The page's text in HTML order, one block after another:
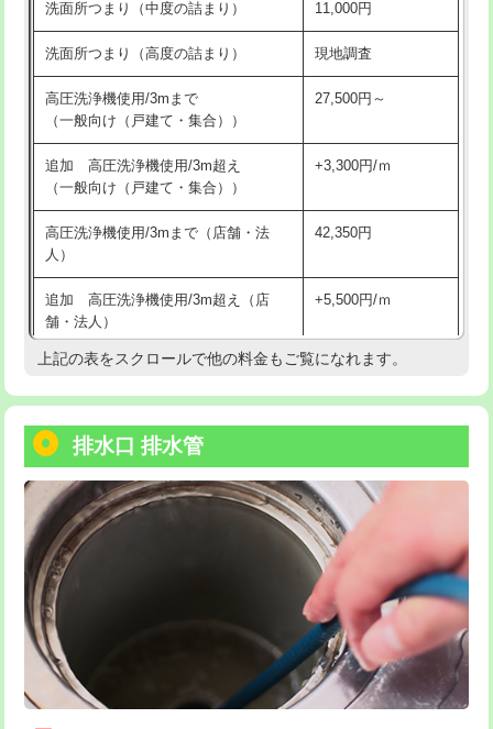
洗面台設置 38,500円
バスタブ設置 現場見積
追加人工 16,500円
廃棄・処分
※給水管工事は20mmまでの価格です。
持込商品取付（浄水器・分岐水栓） 16,500円
給水管工事※（ホール加工) 16,500円
給水管工事※（バンド止め)
給水管工事※（支持金具設置) 5,500円
給水管工事※（保温材使用（バンド止
め込み）)
5,500円
給水管工事※（土の掘削・埋め戻し作
業)
11,000円
給水管工事※（塩ビ管（VP・HI）使
用/3ｍまで)
用（追加）/3ｍ超え)
給水管工事※（ライニング鋼管・銅
管・ポリ管・HT管使用/3ｍまで)
44,000円
給水管工事※（ライニング鋼管・銅
管・ポリ管・HT管使用/3ｍ超え)
+8,800円
排水管工事（土の掘削・埋め戻し作
業）
11,000円~
排水管工事（排水管工事/3ｍまで） 55,000円
洗面所つまり（中度の詰まり） 11,000円
洗面所つまり（高度の詰まり） 現地調査
高圧洗浄機使用/3mまで
（一般向け（戸建て・集合））
27,500円～
追加 高圧洗浄機使用/3m超え
（一般向け（戸建て・集合））
+3,300円/ｍ
高圧洗浄機使用/3mまで（店舗・法
人）
42,350円
追加 高圧洗浄機使用/3m超え（店
舗・法人）
+5,500円/ｍ
高度高圧洗浄換 現地調査
トーラー機使用/3mまで
追加トーラー機使用/3m超え +3,300円
カメラ調査 33,000円
桝清掃 8,800円
止水・漏水調査・防水処理・清掃・修
理・調整・分解・加工など（軽作業）
11,000円
止水・漏水調査・防水処理・清掃・修
22,000円
上記の表をスクロールで他の料金もご覧になれます。
排水口 排水管